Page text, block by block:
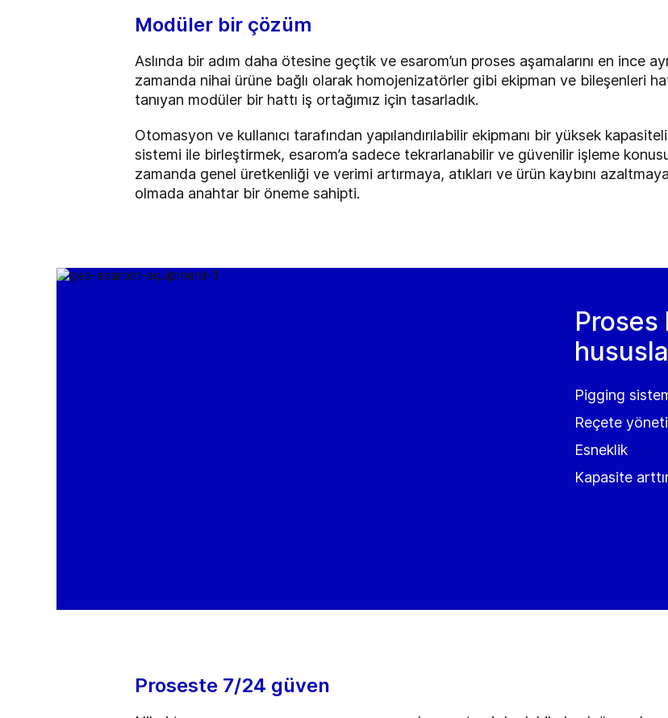
Modüler bir çözüm
Aslında bir adım daha ötesine geçtik ve esarom’un proses aşamalarını en ince
zamanda nihai ürüne bağlı olarak homojenizatörler gibi ekipman ve bileşenleri
tanıyan modüler bir hattı iş ortağımız için tasarladık.
Otomasyon ve kullanıcı tarafından yapılandırılabilir ekipmanı bir yüksek
sistemi ile birleştirmek, esarom’a sadece tekrarlanabilir ve güvenilir işleme
zamanda genel üretkenliği ve verimi artırmaya, atıkları ve ürün kaybını
olmada anahtar bir öneme sahipti.
Proses
Pigging
Reçete
Esneklik
Kapasite
Proseste 7/24 güven